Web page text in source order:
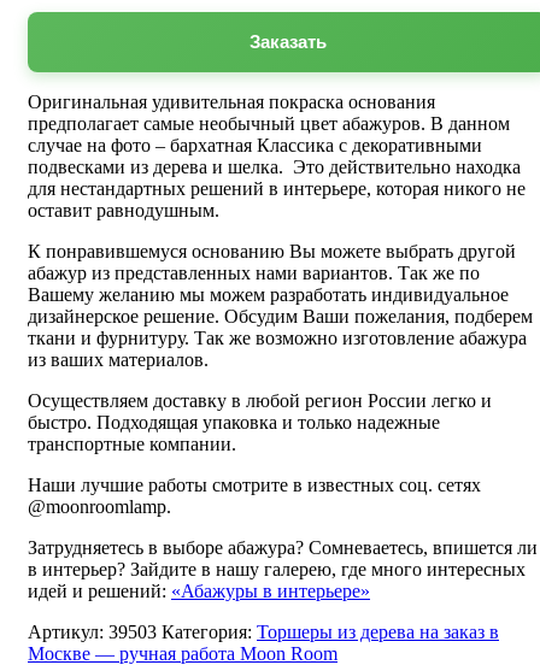
Заказать
Оригинальная удивительная покраска основания
предполагает самые необычный цвет абажуров. В данном
случае на фото – бархатная Классика с декоративными
подвесками из дерева и шелка. Это действительно находка
для нестандартных решений в интерьере, которая никого не
оставит равнодушным.
К понравившемуся основанию Вы можете выбрать другой
абажур из представленных нами вариантов. Так же по
Вашему желанию мы можем разработать индивидуальное
дизайнерское решение. Обсудим Ваши пожелания, подберем
ткани и фурнитуру. Так же возможно изготовление абажура
из ваших материалов.
Осуществляем доставку в любой регион России легко и
быстро. Подходящая упаковка и только надежные
транспортные компании.
Наши лучшие работы смотрите в известных соц. сетях
@moonroomlamp.
Затрудняетесь в выборе абажура? Сомневаетесь, впишется ли
в интерьер? Зайдите в нашу галерею, где много интересных
идей и решений: «Абажуры в интерьере»
Артикул: 39503 Категория: Торшеры из дерева на заказ в
Москве — ручная работа Moon Room